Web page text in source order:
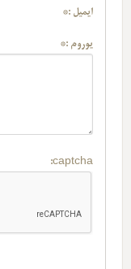
ایمیل :*
یوروم :*
captcha: